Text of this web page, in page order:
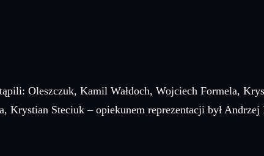
Oleszczuk, Kamil Wałdoch, Wojciech Formela,
Krystian Steciuk – opiekunem reprezentacji był